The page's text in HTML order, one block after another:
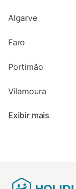
Algarve
Faro
Portimão
Vilamoura
Exibir mais